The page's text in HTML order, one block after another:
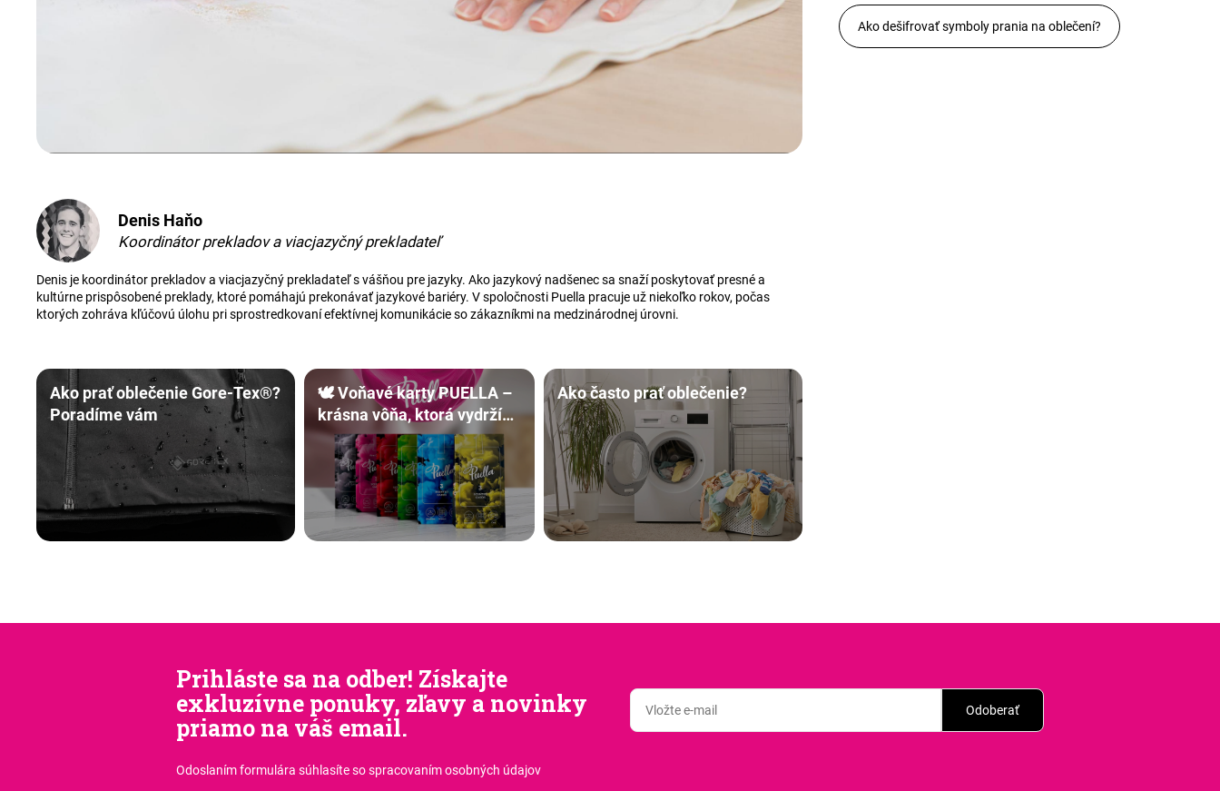
Denis Haňo
Koordinátor prekladov a viacjazyčný prekladateľ
Denis je koordinátor prekladov a viacjazyčný prekladateľ s vášňou pre jazyky. Ako jazykový nadšenec sa snaží poskytovať presné a
kultúrne prispôsobené preklady, ktoré pomáhajú prekonávať jazykové bariéry. V spoločnosti Puella pracuje už niekoľko rokov, počas
ktorých zohráva kľúčovú úlohu pri sprostredkovaní efektívnej komunikácie so zákazníkmi na medzinárodnej úrovni.
Ako prať oblečenie Gore-Tex®?
Poradíme vám
🕊️ Voňavé karty PUELLA –
krásna vôňa, ktorá vydrží
až 30 dní
Ako často prať oblečenie?
Ako dešifrovať symboly prania na oblečení?
Prihláste sa na odber! Získajte
exkluzívne ponuky, zľavy a novinky
priamo na váš email.
Odoslaním formulára súhlasíteso spracovaním osobných údajov
Odoberať